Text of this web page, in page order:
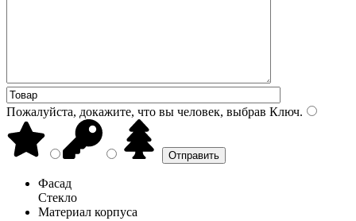
Пожалуйста, докажите, что вы человек, выбрав Ключ.
Фасад
Стекло
Материал корпуса